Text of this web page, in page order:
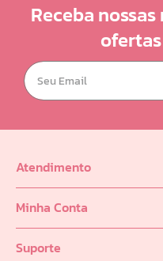
Receba
Atendimento
(62) 98218-0625
Minha Conta
Suporte